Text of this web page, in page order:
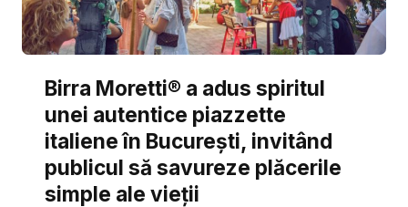
Birra Moretti® a adus spiritul
unei autentice piazzette
italiene în București, invitând
publicul să savureze plăcerile
simple ale vieții